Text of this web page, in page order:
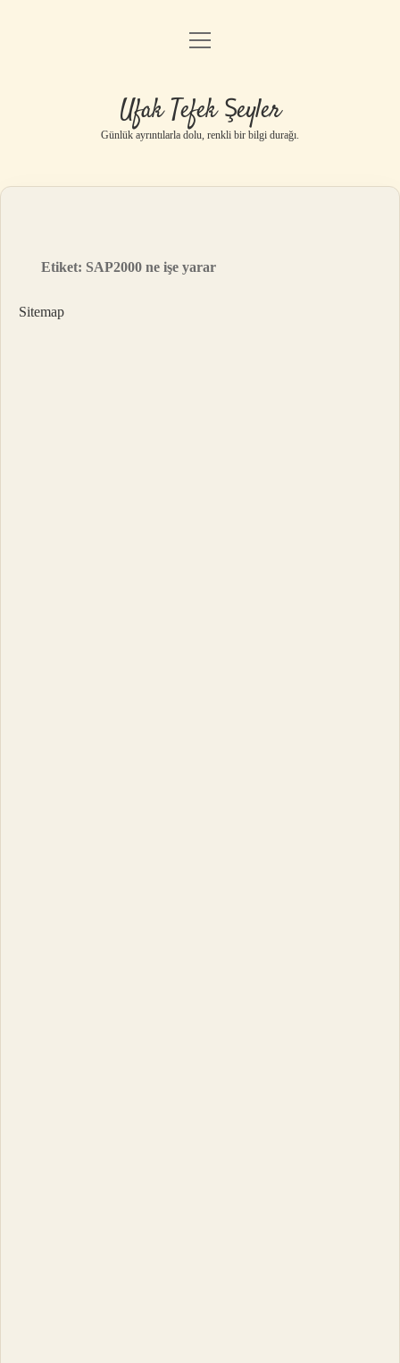
Anasayfa
Yasal Uyarı
menüyü
Ufak Tefek Şeyler
Günlük ayrıntılarla dolu, renkli bir bilgi durağı.
Etiket: SAP2000 ne işe yarar
Sitemap